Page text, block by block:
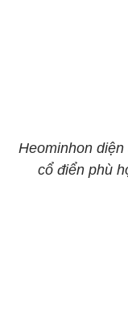
Heominhon
cổ điển phù